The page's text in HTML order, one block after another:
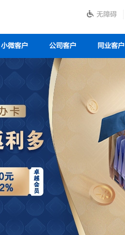
无障碍
小微客户 公司客户 同业客户